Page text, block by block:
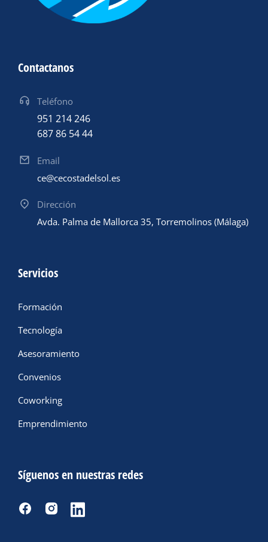
Contactanos
Teléfono
951 214 246
687 86 54 44
Email
ce@cecostadelsol.es
Dirección
Avda. Palma de Mallorca 35, Torremolinos (Málaga)
Servicios
Formación
Tecnología
Asesoramiento
Convenios
Coworking
Emprendimiento
Síguenos en nuestras redes